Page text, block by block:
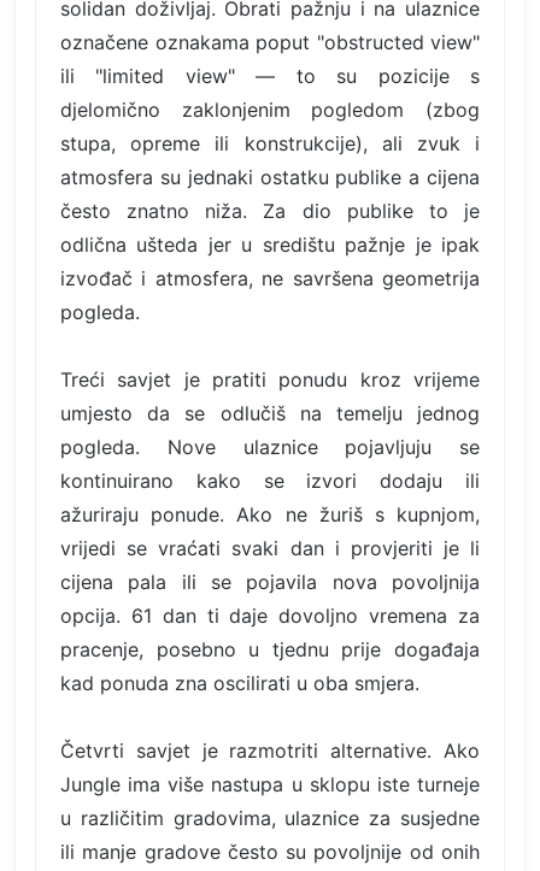
solidan doživljaj. Obrati pažnju i na ulaznice
označene oznakama poput "obstructed view"
ili "limited view" — to su pozicije s
djelomično zaklonjenim pogledom (zbog
stupa, opreme ili konstrukcije), ali zvuk i
atmosfera su jednaki ostatku publike a cijena
često znatno niža. Za dio publike to je
odlična ušteda jer u središtu pažnje je ipak
izvođač i atmosfera, ne savršena geometrija
pogleda.
Treći savjet je pratiti ponudu kroz vrijeme
umjesto da se odlučiš na temelju jednog
pogleda. Nove ulaznice pojavljuju se
kontinuirano kako se izvori dodaju ili
ažuriraju ponude. Ako ne žuriš s kupnjom,
vrijedi se vraćati svaki dan i provjeriti je li
cijena pala ili se pojavila nova povoljnija
opcija. 61 dan ti daje dovoljno vremena za
pracenje, posebno u tjednu prije događaja
kad ponuda zna oscilirati u oba smjera.
Četvrti savjet je razmotriti alternative. Ako
Jungle ima više nastupa u sklopu iste turneje
u različitim gradovima, ulaznice za susjedne
ili manje gradove često su povoljnije od onih